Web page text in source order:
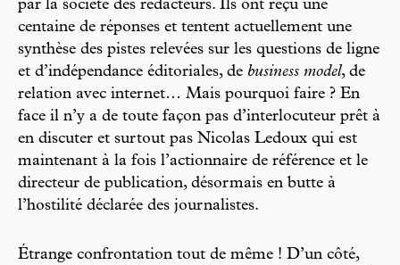
par la société des rédacteurs. Ils ont reçu une
centaine de réponses et tentent actuellement une
synthèse des pistes relevées sur les questions de ligne
et d’indépendance éditoriales, de business model, de
relation avec internet… Mais pourquoi faire ? En
face il n’y a de toute façon pas d’interlocuteur prêt à
en discuter et surtout pas Nicolas Ledoux qui est
maintenant à la fois l’actionnaire de référence et le
directeur de publication, désormais en butte à
l’hostilité déclarée des journalistes.
Étrange confrontation tout de même ! D’un côté,